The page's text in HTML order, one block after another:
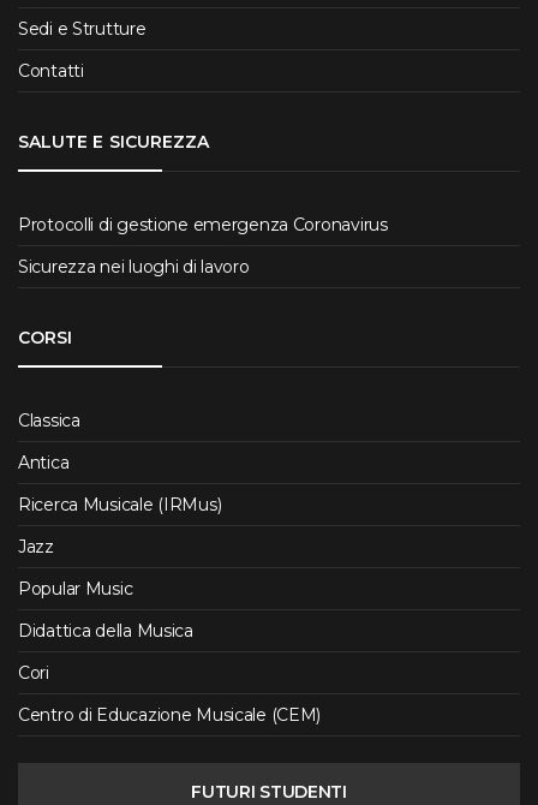
Sedi e Strutture
Contatti
SALUTE E SICUREZZA
Protocolli di gestione emergenza Coronavirus
Sicurezza nei luoghi di lavoro
CORSI
Classica
Antica
Ricerca Musicale (IRMus)
Jazz
Popular Music
Didattica della Musica
Cori
Centro di Educazione Musicale (CEM)
FUTURI STUDENTI